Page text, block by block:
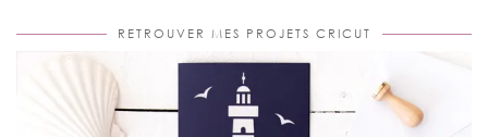
RETROUVER MES PROJETS CRICUT